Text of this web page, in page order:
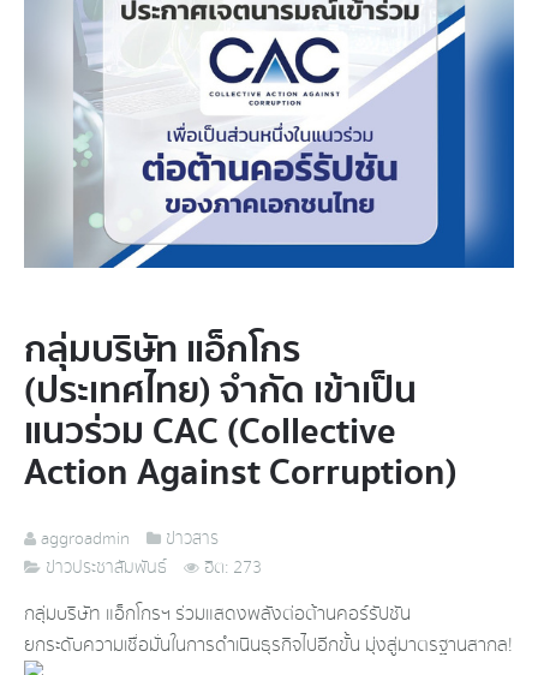
กลุ่มบริษัท แอ็กโกร
(ประเทศไทย) จำกัด เข้าเป็น
แนวร่วม CAC (Collective
Action Against Corruption)
aggroadmin
ข่าวสาร
ข่าวประชาสัมพันธ์
ฮิต: 273
กลุ่มบริษัท แอ็กโกรฯ ร่วมแสดงพลังต่อต้านคอร์รัปชัน
ยกระดับความเชื่อมั่นในการดำเนินธุรกิจไปอีกขั้น มุ่งสู่มาตรฐานสากล!